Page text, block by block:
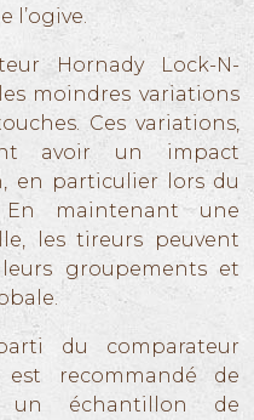
l’ogive.
Hornady Lock-N-
moindres variations
Ces variations,
avoir un impact
en particulier lors du
maintenant une
les tireurs peuvent
groupements et
du comparateur
est recommandé de
un échantillon de